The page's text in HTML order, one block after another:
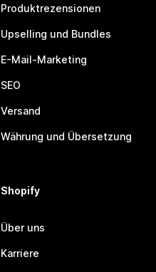
Produktrezensionen
Upselling und Bundles
E-Mail-Marketing
SEO
Versand
Währung und Übersetzung
Shopify
Über uns
Karriere